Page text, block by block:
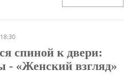
спиной к двери:
- «Женский взгляд»